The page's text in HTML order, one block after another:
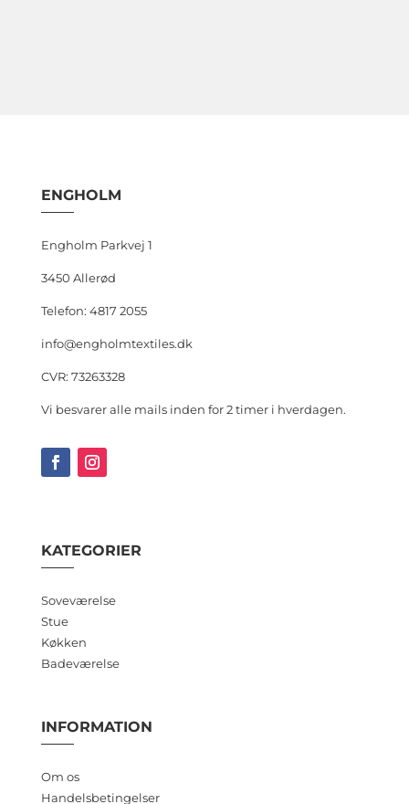
ENGHOLM
Engholm Parkvej 1
3450 Allerød
Telefon: 4817 2055
info@engholmtextiles.dk
CVR: 73263328
Vi besvarer alle mails inden for 2 timer i hverdagen.
KATEGORIER
Soveværelse
Stue
Køkken
Badeværelse
INFORMATION
Om os
Handelsbetingelser